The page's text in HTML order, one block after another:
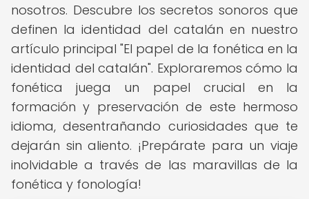
nosotros. Descubre los secretos sonoros que
definen la identidad del catalán en nuestro
artículo principal "El papel de la fonética en la
identidad del catalán". Exploraremos cómo la
fonética juega un papel crucial en la
formación y preservación de este hermoso
idioma, desentrañando curiosidades que te
dejarán sin aliento. ¡Prepárate para un viaje
inolvidable a través de las maravillas de la
fonética y fonología!